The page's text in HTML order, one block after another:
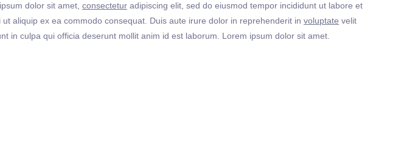
dolor sit amet, consectetur adipiscing elit, sed do eiusmod tempor incididunt ut labore et
aliquip ex ea commodo consequat. Duis aute irure dolor in reprehenderit in voluptate velit
in culpa qui officia deserunt mollit anim id est laborum. Lorem ipsum dolor sit amet.